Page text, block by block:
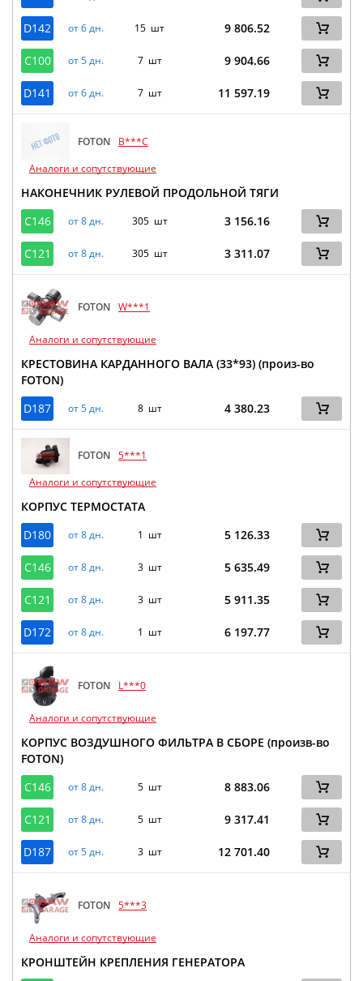
D142 от 6 дн. 15 шт 9 806.52
C100 от 5 дн. 7 шт 9 904.66
D141 от 6 дн. 7 шт 11 597.19
FOTON
B***C
Аналоги и сопутствующие
НАКОНЕЧНИК РУЛЕВОЙ ПРОДОЛЬНОЙ ТЯГИ
C146
от 8 дн. 305 шт 3 156.16
C121 от 8 дн. 305 шт 3 311.07
FOTON W***1
Аналоги и сопутствующие
КРЕСТОВИНА КАРДАННОГО ВАЛА (33*93) (произ-во
FOTON)
D187
от 5 дн. 8 шт 4 380.23
FOTON 5***1
Аналоги и сопутствующие
КОРПУС ТЕРМОСТАТА
D180
от 8 дн. 1 шт 5 126.33
C146 от 8 дн. 3 шт 5 635.49
C121 от 8 дн. 3 шт 5 911.35
D172 от 8 дн. 1 шт 6 197.77
FOTON L***0
Аналоги и сопутствующие
КОРПУС ВОЗДУШНОГО ФИЛЬТРА В СБОРЕ (произв-во
FOTON)
C146
от 8 дн. 5 шт 8 883.06
C121 от 8 дн. 5 шт 9 317.41
D187 от 5 дн. 3 шт 12 701.40
FOTON 5***3
Аналоги и сопутствующие
КРОНШТЕЙН КРЕПЛЕНИЯ ГЕНЕРАТОРА